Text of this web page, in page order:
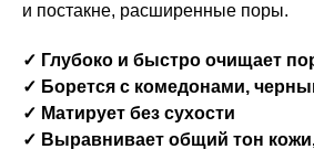
и постакне, расширенные поры.
✓ Глубоко и быстро очищает
✓ Борется с комедонами,
✓ Матирует без сухости
✓ Выравнивает общий тон